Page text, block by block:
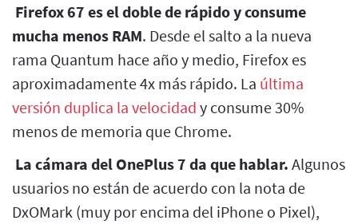
Firefox 67 es el doble de rápido y consume
mucha menos RAM. Desde el salto a la nueva
rama Quantum hace año y medio, Firefox es
aproximadamente 4x más rápido. La última
versión duplica la velocidad y consume 30%
menos de memoria que Chrome.
La cámara del OnePlus 7 da que hablar. Algunos
usuarios no están de acuerdo con la nota de
DxOMark (muy por encima del iPhone o Pixel),